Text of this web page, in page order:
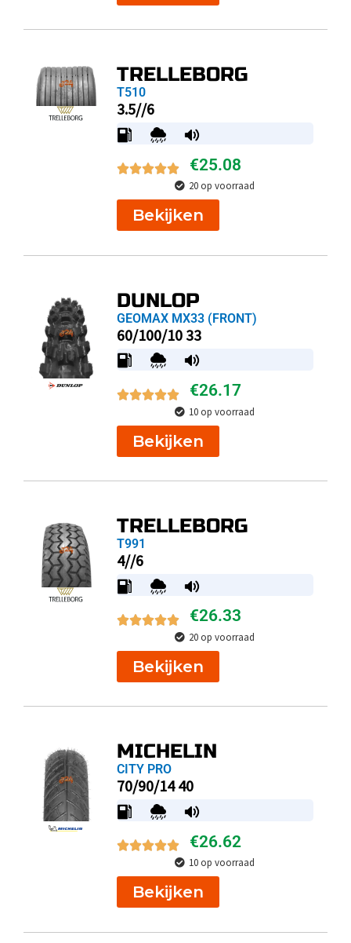
TRELLEBORG
T510
3.5//6
€25.08
20 op voorraad
Bekijken
DUNLOP
GEOMAX MX33 (FRONT)
60/100/10 33
€26.17
10 op voorraad
Bekijken
TRELLEBORG
T991
4//6
€26.33
20 op voorraad
Bekijken
MICHELIN
CITY PRO
70/90/14 40
€26.62
10 op voorraad
Bekijken